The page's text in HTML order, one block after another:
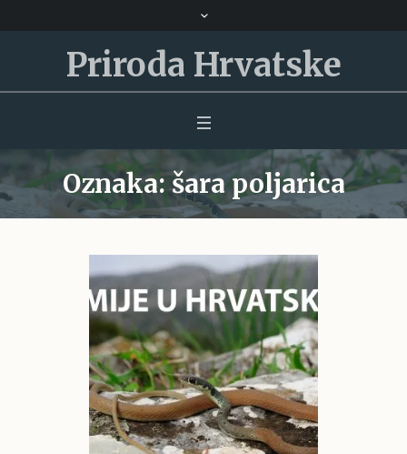
Priroda Hrvatske
Oznaka:šara poljarica